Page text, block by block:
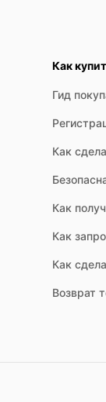
класс (обычно
Как
Гид
Как
Как
Как
Как
Возврат